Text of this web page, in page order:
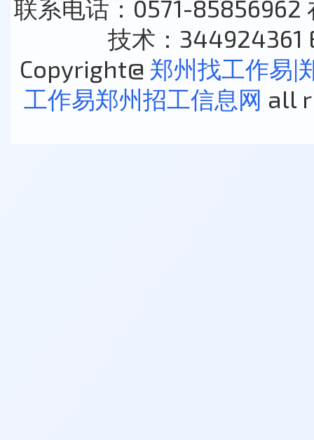
联系电话：0571-85856962
技术：344924361
Copyright@ 郑州找工作易|
工作易郑州招工信息网 all